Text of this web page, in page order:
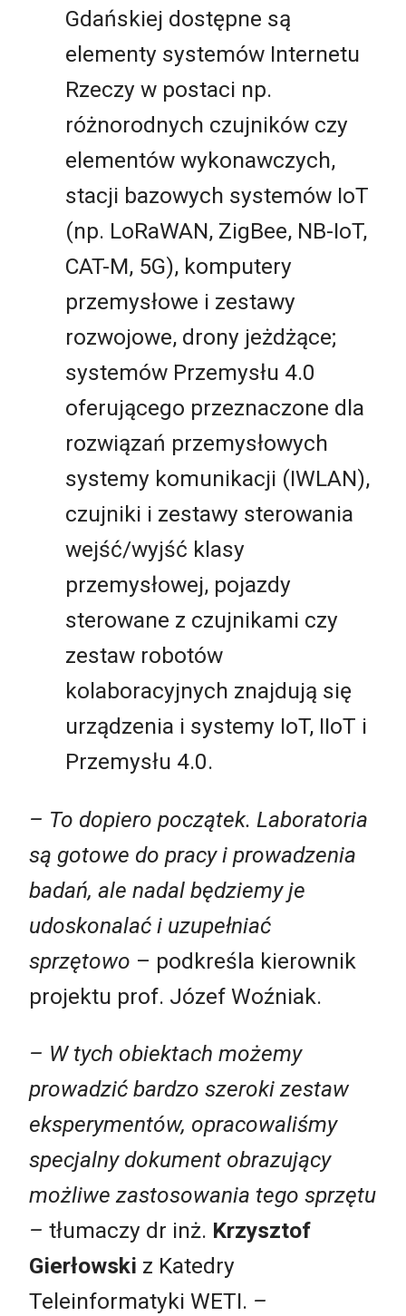
Gdańskiej dostępne są
elementy systemów Internetu
Rzeczy w postaci np.
różnorodnych czujników czy
elementów wykonawczych,
stacji bazowych systemów IoT
(np. LoRaWAN, ZigBee, NB-IoT,
CAT-M, 5G), komputery
przemysłowe i zestawy
rozwojowe, drony jeżdżące;
systemów Przemysłu 4.0
oferującego przeznaczone dla
rozwiązań przemysłowych
systemy komunikacji (IWLAN),
czujniki i zestawy sterowania
wejść/wyjść klasy
przemysłowej, pojazdy
sterowane z czujnikami czy
zestaw robotów
kolaboracyjnych znajdują się
urządzenia i systemy IoT, IIoT i
Przemysłu 4.0.
– To dopiero początek. Laboratoria
są gotowe do pracy i prowadzenia
badań, ale nadal będziemy je
udoskonalać i uzupełniać
sprzętowo – podkreśla kierownik
projektu prof. Józef Woźniak.
– W tych obiektach możemy
prowadzić bardzo szeroki zestaw
eksperymentów, opracowaliśmy
specjalny dokument obrazujący
możliwe zastosowania tego sprzętu
– tłumaczy dr inż. Krzysztof
Gierłowski z Katedry
Teleinformatyki WETI. –